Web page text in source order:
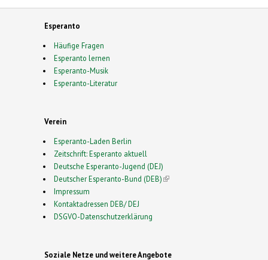
Esperanto
Häufige Fragen
Esperanto lernen
Esperanto-Musik
Esperanto-Literatur
Verein
Esperanto-Laden Berlin
Zeitschrift: Esperanto aktuell
Deutsche Esperanto-Jugend (DEJ)
Deutscher Esperanto-Bund (DEB)(link is external)
Impressum
Kontaktadressen DEB/ DEJ
DSGVO-Datenschutzerklärung
Soziale Netze und weitere Angebote